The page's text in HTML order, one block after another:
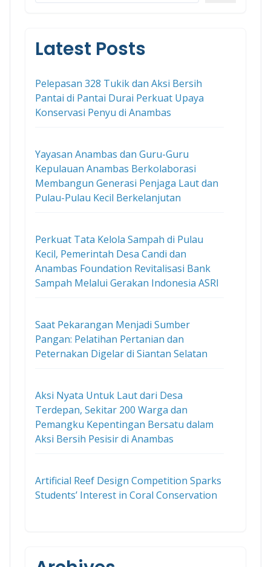
Latest Posts
Pelepasan 328 Tukik dan Aksi Bersih
Pantai di Pantai Durai Perkuat Upaya
Konservasi Penyu di Anambas
Yayasan Anambas dan Guru-Guru
Kepulauan Anambas Berkolaborasi
Membangun Generasi Penjaga Laut dan
Pulau-Pulau Kecil Berkelanjutan
Perkuat Tata Kelola Sampah di Pulau
Kecil, Pemerintah Desa Candi dan
Anambas Foundation Revitalisasi Bank
Sampah Melalui Gerakan Indonesia ASRI
Saat Pekarangan Menjadi Sumber
Pangan: Pelatihan Pertanian dan
Peternakan Digelar di Siantan Selatan
Aksi Nyata Untuk Laut dari Desa
Terdepan, Sekitar 200 Warga dan
Pemangku Kepentingan Bersatu dalam
Aksi Bersih Pesisir di Anambas
Artificial Reef Design Competition Sparks
Students’ Interest in Coral Conservation